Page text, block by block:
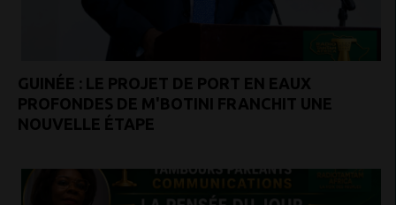
GUINÉE : LE PROJET DE PORT EN EAUX
PROFONDES DE M'BOTINI FRANCHIT UNE
NOUVELLE ÉTAPE